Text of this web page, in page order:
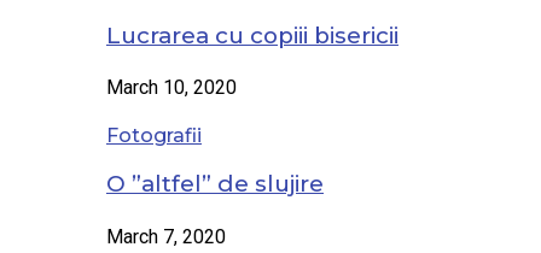
Lucrarea cu copiii bisericii
March 10, 2020
Fotografii
O ”altfel” de slujire
March 7, 2020